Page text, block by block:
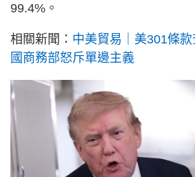
99.4%。
相關新聞： 中美貿易｜美301條
國商務部怒斥單邊主義